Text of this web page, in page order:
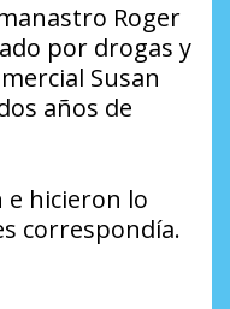
Roger
por drogas y
Susan
años de
hicieron lo
correspondía.